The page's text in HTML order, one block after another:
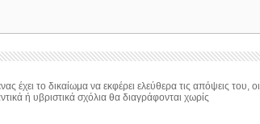
έχει το δικαίωμα να εκφέρει ελεύθερα τις απόψεις του, οι
ή υβριστικά σχόλια θα διαγράφονται χωρίς